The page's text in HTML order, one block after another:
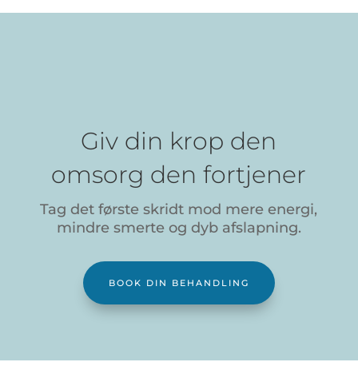
Giv din krop den
omsorg den fortjener
Tag det første skridt mod mere energi,
mindre smerte og dyb afslapning.
BOOK DIN BEHANDLING